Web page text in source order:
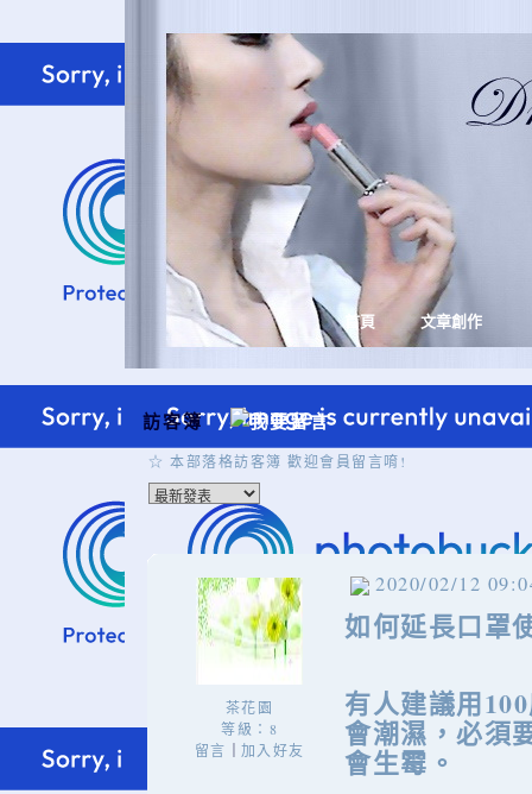
首頁 文章創作
訪客簿
☆ 本部落格訪客簿 歡迎會員留言唷!
茶花園
等級：8
留言
加入好友
2020/02/12
如何延長口罩
有人建議用
會潮濕，必須
會生霉。